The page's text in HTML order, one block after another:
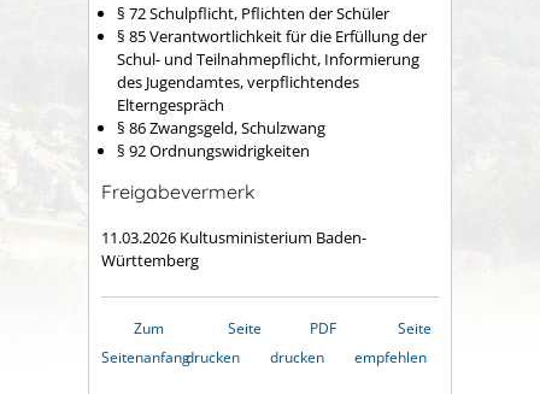
§ 72Schulpflicht, Pflichten der Schüler
§ 85 Verantwortlichkeit für die Erfüllung der
Schul- und Teilnahmepflicht, Informierung
des Jugendamtes, verpflichtendes
Elterngespräch
§ 86 Zwangsgeld, Schulzwang
§ 92 Ordnungswidrigkeiten
Freigabevermerk
11.03.2026 Kultusministerium Baden-
Württemberg
Zum
Seitenanfang
Seite
drucken
PDF
drucken
Seite
empfehlen